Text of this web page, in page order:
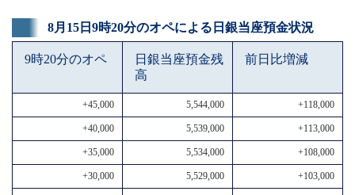
8月15日9時20分のオペによる日銀当座預金状況
9時20分のオペ
日銀当座預金残
高
前日比増減
+45,000 5,544,000 +118,000
+40,000 5,539,000 +113,000
+35,000 5,534,000 +108,000
+30,000 5,529,000 +103,000